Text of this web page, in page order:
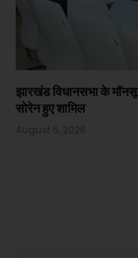
झारखंड विधानसभा के
सोरेन हुए शामिल
August 5, 2026